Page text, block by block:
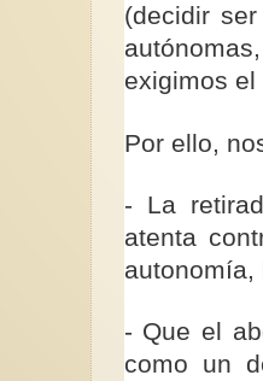
(decidir
exigimos el
Por ello,
- La
atenta
autonomía,
- Que el
como un